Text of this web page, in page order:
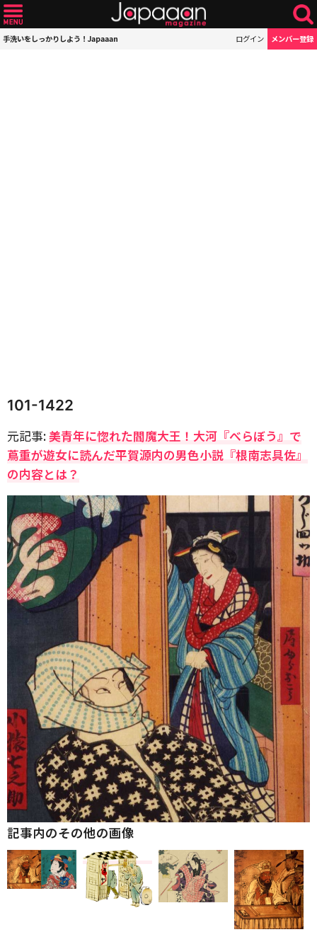
手洗いをしっかりしよう！Japaaan ログイン メンバー登録
101-1422
元記事:美青年に惚れた閻魔大王！大河『べらぼう』で
蔦重が遊女に読んだ平賀源内の男色小説『根南志具佐』
の内容とは？
記事内のその他の画像